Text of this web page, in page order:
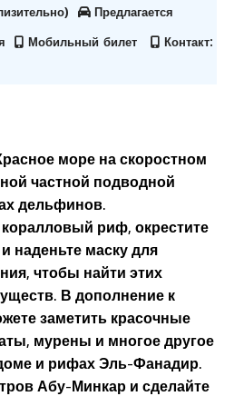
Предлагается
Мобильный билет
Контакт:
море на скоростном
частной подводной
дельфинов.
риф, окрестите
наденьте маску для
чтобы найти этих
В дополнение к
заметить красочные
мурены и многое другое
и рифах Эль-Фанадир.
Абу-Минкар и сделайте